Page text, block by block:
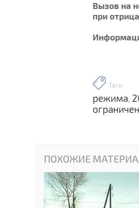
Вызов на
при
Теги
режима,
ПОХОЖИЕ